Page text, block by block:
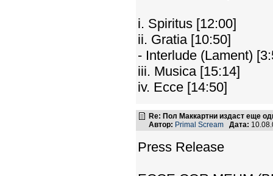
i. Spiritus [12:00]
ii. Gratia [10:50]
- Interlude (Lament)
iii. Musica [15:14]
iv. Ecce [14:50]
Re: Пол Маккартни издаст еще
Автор: Primal Scream Дата:
Press Release